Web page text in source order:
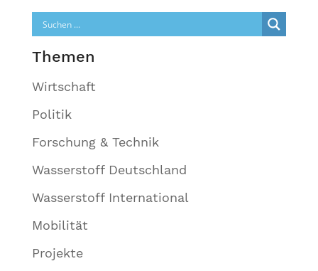
Themen
Wirtschaft
Politik
Forschung & Technik
Wasserstoff Deutschland
Wasserstoff International
Mobilität
Projekte